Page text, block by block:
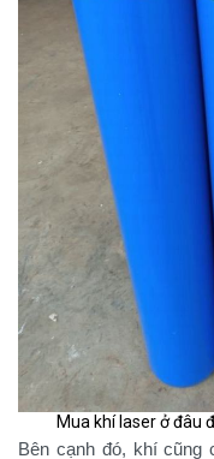
Mua khí laser ở đâu
Bên cạnh đó, khí